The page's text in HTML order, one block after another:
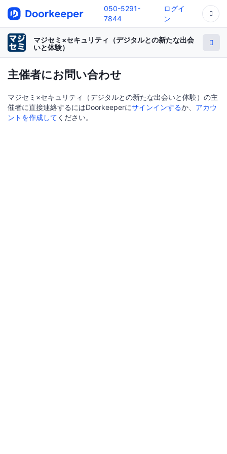
050-5291-
7844
ログイ
ン
マジセミ×セキュリティ（デジタルとの新たな出会
いと体験）
主催者にお問い合わせ
マジセミ×セキュリティ（デジタルとの新たな出会いと体験）の主
催者に直接連絡するにはDoorkeeperにサインインするか、 アカウ
ントを作成して ください。